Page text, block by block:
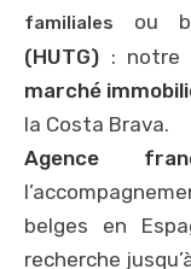
familiales
ou
(HUTG) : notre
marché
la Costa Brava.
Agence
belges en
recherche